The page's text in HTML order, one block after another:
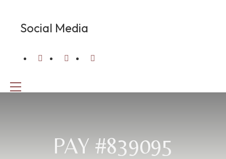
Social Media
PAY #839095